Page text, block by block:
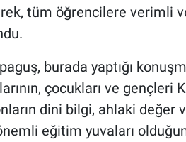
tüm öğrencilere verimli
burada yaptığı
çocukları ve gençleri
dini bilgi, ahlaki değer
eğitim yuvaları